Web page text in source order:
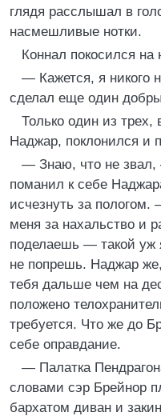
глядя расслышал в
насмешливые нотки.
Коннал покосился на
— Кажется, я никого
сделал еще один
Только один из
Наджар, поклонился и
— Знаю, что не звал,
поманил к себе
исчезнуть за
меня за нахальство и
поделаешь — такой уж
не попрешь. Наджар
тебя дальше чем на
положено
требуется. Что же до
себе оправдание.
— Палатка
словами сэр Брейнор
бархатом диван и